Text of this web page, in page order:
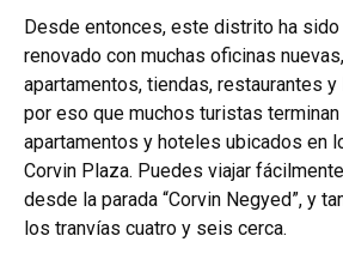
Desde entonces, este distrito ha
renovado con muchas oficinas
apartamentos, tiendas, restaurantes y
por eso que muchos turistas
apartamentos y hoteles ubicados en
Corvin Plaza. Puedes viajar
desde la parada “Corvin Negyed”, y
los tranvías cuatro y seis cerca.